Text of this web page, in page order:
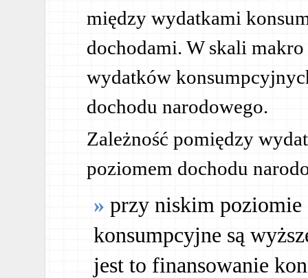
między wydatkami
dochodami. W skali
wydatków
dochodu narodowego.
Zależność pomiędzy
poziomem dochodu
przy niskim poziomie
konsumpcyjne są
jest to finansowanie